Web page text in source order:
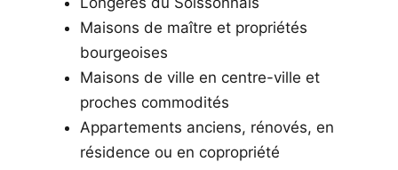
Maisons de maître et propriétés
bourgeoises
Maisons de ville en centre-ville et
proches commodités
Appartements anciens, rénovés, en
résidence ou en copropriété